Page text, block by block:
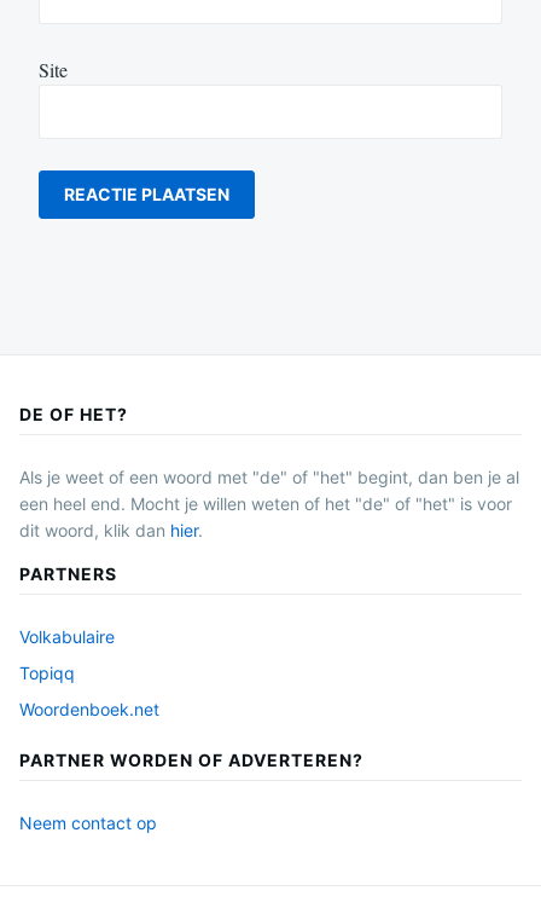
Site
DE OF HET?
Als je weet of een woord met "de" of "het" begint, dan ben je al
een heel end. Mocht je willen weten of het "de" of "het" is voor
dit woord, klik dan hier.
PARTNERS
Volkabulaire
Topiqq
Woordenboek.net
PARTNER WORDEN OF ADVERTEREN?
Neem contact op